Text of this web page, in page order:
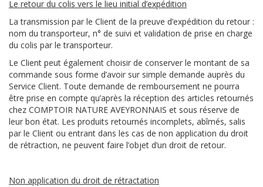
Le retour du colis vers le lieu initial d’expédition
La transmission par le Client de la preuve d’expédition du retour :
nom du transporteur, n° de suivi et validation de prise en charge
du colis par le transporteur.
Le Client peut également choisir de conserver le montant de sa
commande sous forme d’avoir sur simple demande auprès du
Service Client. Toute demande de remboursement ne pourra
être prise en compte qu’après la réception des articles retournés
chez COMPTOIR NATURE AVEYRONNAIS et sous réserve de
leur bon état. Les produits retournés incomplets, abîmés, salis
par le Client ou entrant dans les cas de non application du droit
de rétraction, ne peuvent faire l’objet d’un droit de retour.
Non application du droit de rétractation